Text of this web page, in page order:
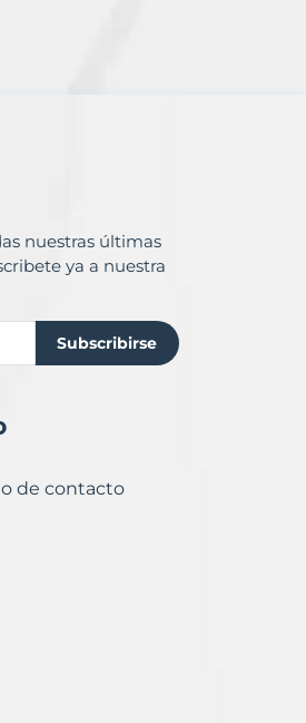
nuestras últimas
ya a nuestra
Subscribirse
de contacto